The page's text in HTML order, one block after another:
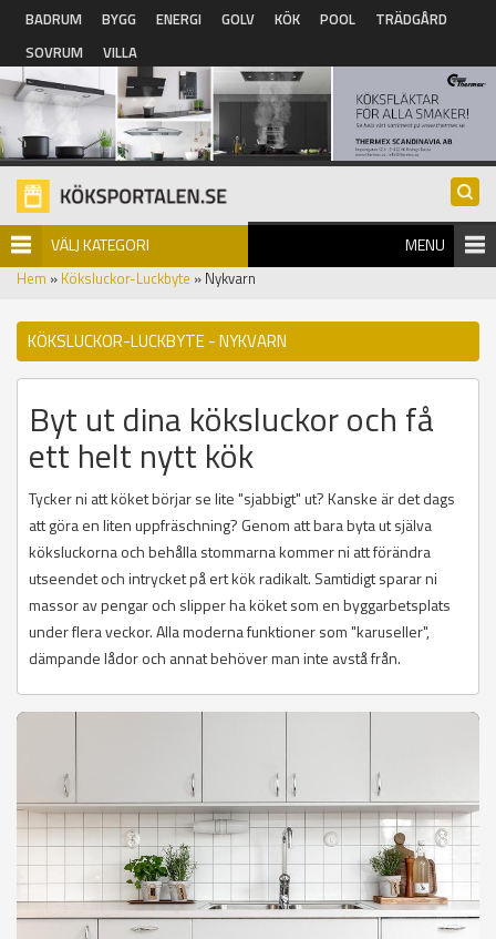
Hoppa till huvudinnehåll
BADRUM BYGG ENERGI GOLV KÖK POOL
TRÄDGÅRD
SOVRUM
VILLA
VÄLJ KATEGORI MENU
Hem » Köksluckor-Luckbyte » Nykvarn
KÖKSLUCKOR-LUCKBYTE - NYKVARN
Byt ut dina köksluckor och få
ett helt nytt kök
Tycker ni att köket börjar se lite "sjabbigt" ut? Kanske är det dags
att göra en liten uppfräschning? Genom att bara byta ut själva
köksluckorna och behålla stommarna kommer ni att förändra
utseendet och intrycket på ert kök radikalt. Samtidigt sparar ni
massor av pengar och slipper ha köket som en byggarbetsplats
under flera veckor. Alla moderna funktioner som "karuseller",
dämpande lådor och annat behöver man inte avstå från.